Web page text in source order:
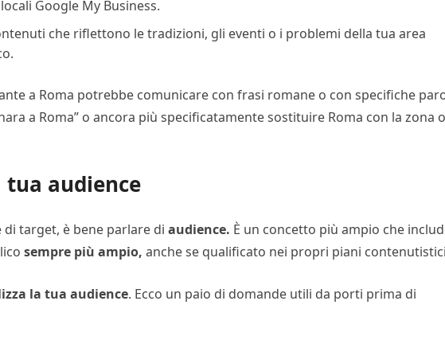
Google My Business.
che riflettono le tradizioni, gli eventi o i problemi della tua area
a Roma potrebbe comunicare con frasi romane o con specifiche
a Roma” o ancora più specificatamente sostituire Roma con la zona o
tua audience
di target, è bene parlare di audience. È un concetto più ampio che
sempre più ampio, anche se qualificato nei propri piani
la tua audience. Ecco un paio di domande utili da porti prima di